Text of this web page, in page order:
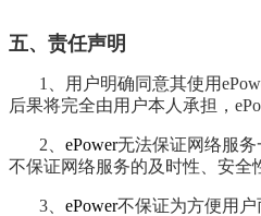
五、责任声明
1、用户明确同意其使用
后果将完全由用户本人承担，
2、 ePower无法保证网络服
不保证网络服务的及时性、安全
3、 ePower不保证为方便用